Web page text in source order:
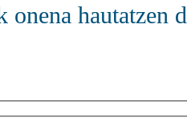
hautatzen